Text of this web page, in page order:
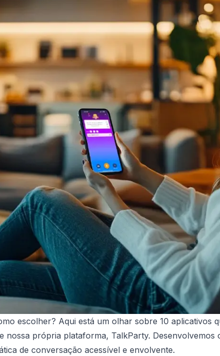
escolher? Aqui está um olhar sobre 10 aplicativos
nossa própria plataforma, TalkParty. Desenvolvemos
de conversação acessível e envolvente.